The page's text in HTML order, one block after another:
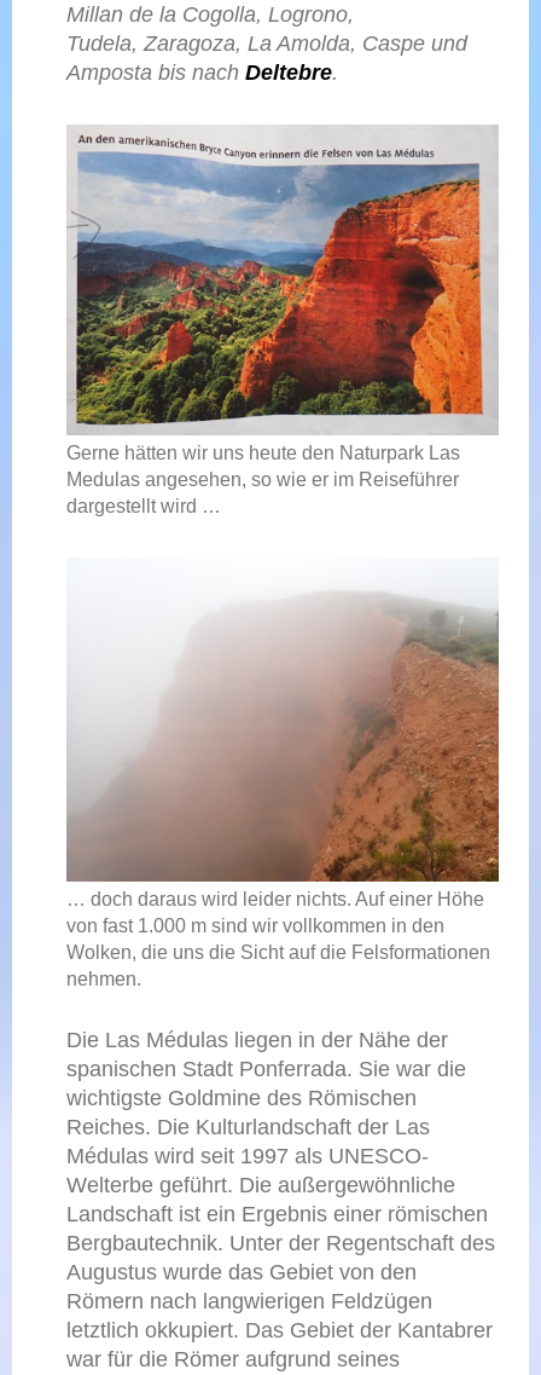
Millan de la Cogolla, Logrono,
Tudela, Zaragoza, La Amolda, Caspe und
Amposta bis nach Deltebre.
Gerne hätten wir uns heute den Naturpark Las
Medulas angesehen, so wie er im Reiseführer
dargestellt wird …
… doch daraus wird leider nichts. Auf einer Höhe
von fast 1.000 m sind wir vollkommen in den
Wolken, die uns die Sicht auf die Felsformationen
nehmen.
Die Las Médulas liegen in der Nähe der
spanischen Stadt Ponferrada. Sie war die
wichtigste Goldmine des Römischen
Reiches. Die Kulturlandschaft der Las
Médulas wird seit 1997 als UNESCO-
Welterbe geführt. Die außergewöhnliche
Landschaft ist ein Ergebnis einer römischen
Bergbautechnik. Unter der Regentschaft des
Augustus wurde das Gebiet von den
Römern nach langwierigen Feldzügen
letztlich okkupiert. Das Gebiet der Kantabrer
war für die Römer aufgrund seines